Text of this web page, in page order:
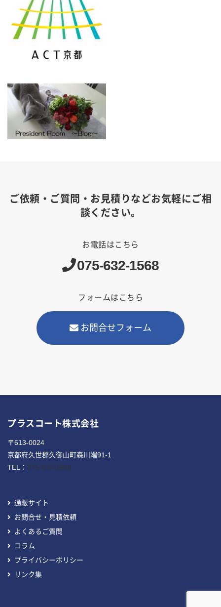
ご依頼・ご質問・お見積りなどお気軽にご相
談ください。
お電話はこちら
075-632-1568
フォームはこちら
お問合せフォーム
プラスコート株式会社
〒613-0024
京都府久世郡久御山町森川端91-1
TEL： 075-632-1568
通販サイト
お問合せ・見積依頼
よくあるご質問
コラム
プライバシーポリシー
リンク集